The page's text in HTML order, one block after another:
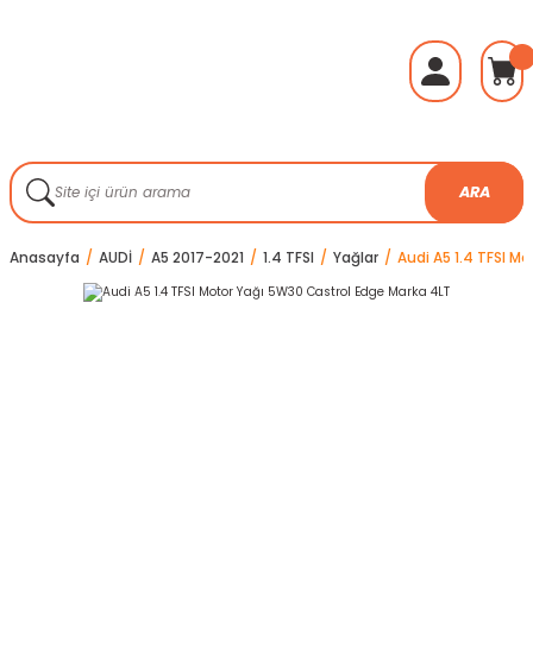
ARA
Anasayfa AUDİ A5 2017-2021 1.4 TFSI Yağlar Audi A5 1.4 TFSI